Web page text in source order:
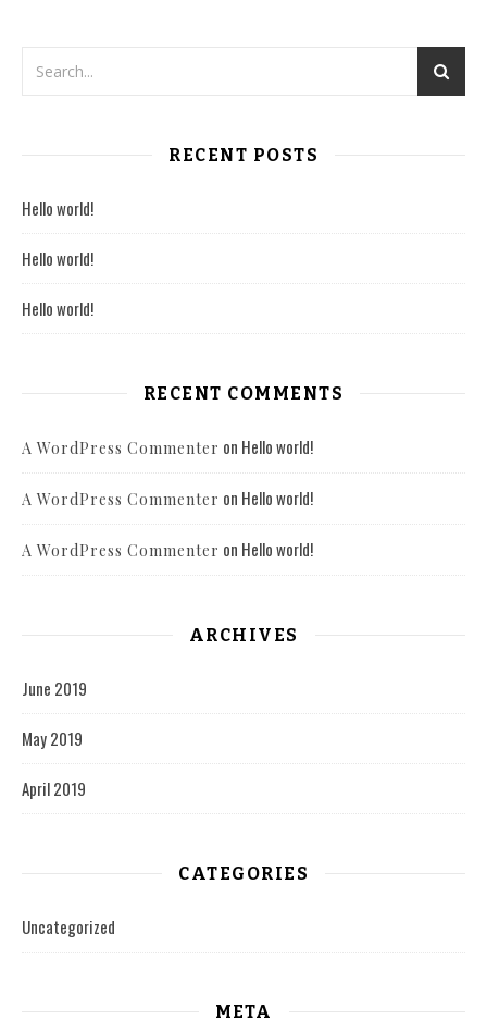
RECENT POSTS
Hello world!
Hello world!
Hello world!
RECENT COMMENTS
A WordPress Commenter on Hello world!
A WordPress Commenter on Hello world!
A WordPress Commenter on Hello world!
ARCHIVES
June 2019
May 2019
April 2019
CATEGORIES
Uncategorized
META